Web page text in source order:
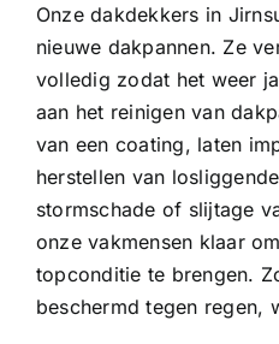
Onze dakdekkers in
nieuwe dakpannen. Ze
volledig zodat het weer
aan het reinigen van
van een coating, laten
herstellen van
stormschade of slijtage
onze vakmensen klaar
topconditie te brengen.
beschermd tegen regen,